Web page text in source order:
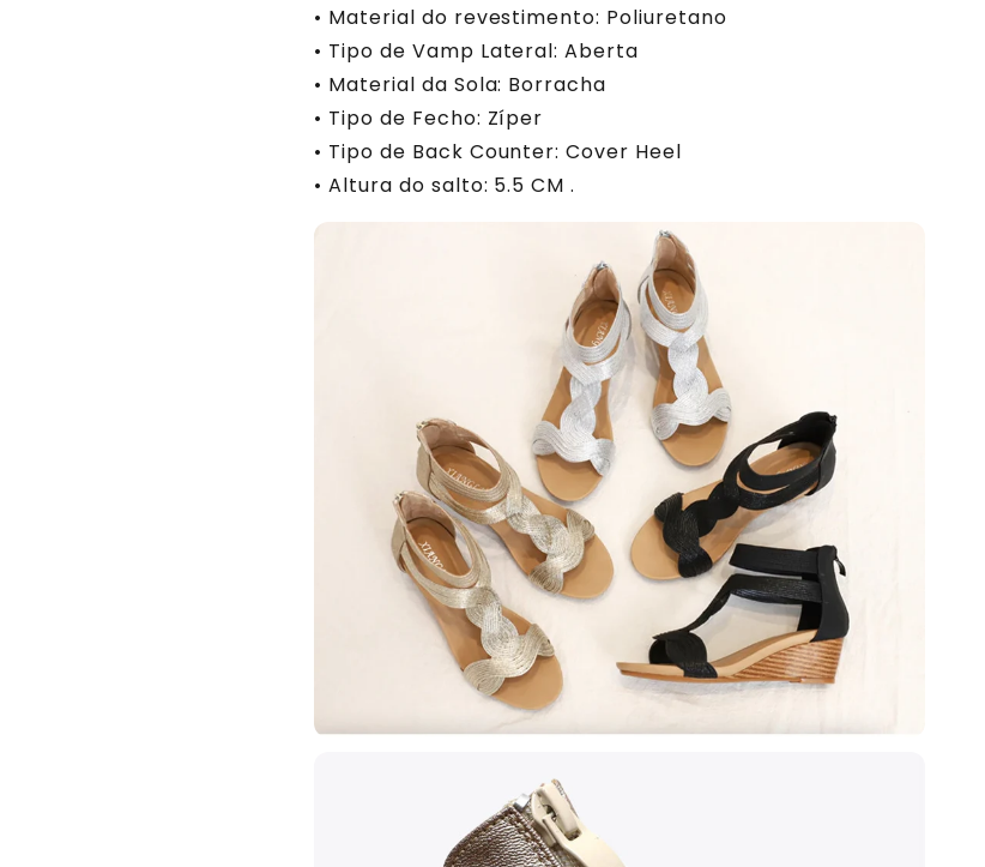
• Material do revestimento: Poliuretano
• Tipo de Vamp Lateral: Aberta
• Material da Sola: Borracha
• Tipo de Fecho: Zíper
• Tipo de Back Counter: Cover Heel
• Altura do salto: 5.5 CM .